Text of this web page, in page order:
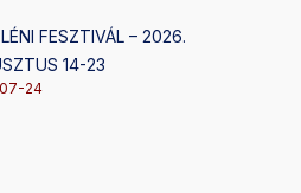
FESZTIVÁL – 2026.
14-23
24